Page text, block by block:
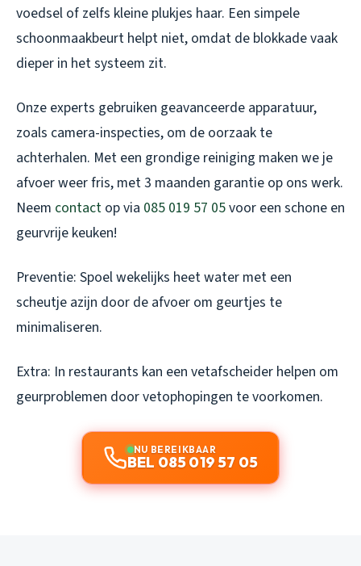
voedsel of zelfs kleine plukjes haar. Een simpele
schoonmaakbeurt helpt niet, omdat de blokkade vaak
dieper in het systeem zit.
Onze experts gebruiken geavanceerde apparatuur,
zoals camera-inspecties, om de oorzaak te
achterhalen. Met een grondige reiniging maken we je
afvoer weer fris, met 3 maanden garantie op ons werk.
Neem contact op via 085 019 57 05voor een schone en
geurvrije keuken!
Preventie: Spoel wekelijks heet water met een
scheutje azijn door de afvoer om geurtjes te
minimaliseren.
Extra: In restaurants kan een vetafscheider helpen om
geurproblemen door vetophopingen te voorkomen.
NU BEREIKBAAR
BEL 085 019 57 05